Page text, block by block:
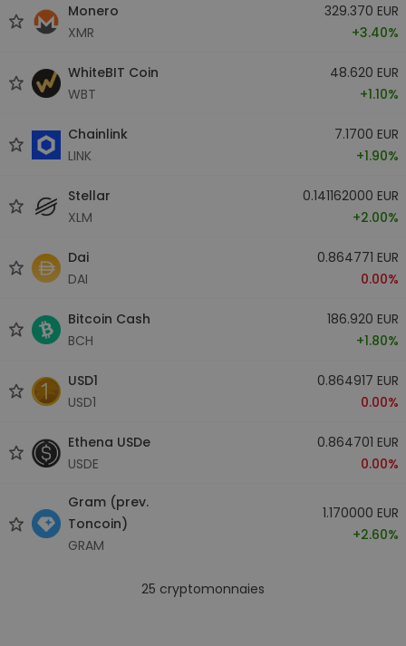
Monero
XMR
329.370 EUR
+3.40%
WhiteBIT Coin
WBT
48.620 EUR
+1.10%
Chainlink
LINK
7.1700 EUR
+1.90%
Stellar
XLM
0.141162000 EUR
+2.00%
Dai
DAI
0.864771 EUR
0.00%
Bitcoin Cash
BCH
186.920 EUR
+1.80%
USD1
USD1
0.864917 EUR
0.00%
Ethena USDe
USDE
0.864701 EUR
0.00%
Gram (prev.
Toncoin)
GRAM
1.170000 EUR
+2.60%
25 cryptomonnaies